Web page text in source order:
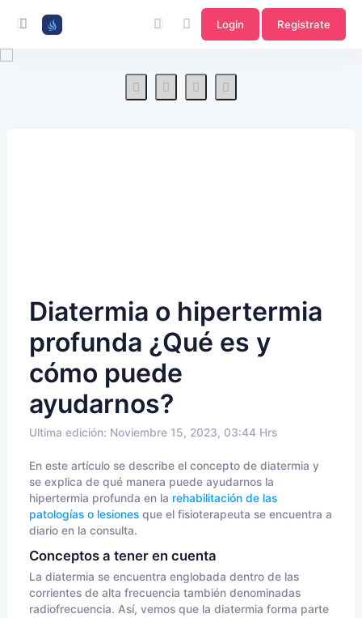
Login Registrate
Diatermia o hipertermia
profunda ¿Qué es y
cómo puede
ayudarnos?
Ultima edición: Noviembre 15, 2023, 03:44 Hrs
En este artículo se describe el concepto de diatermia y
se explica de qué manera puede ayudarnos la
hipertermia profunda en la rehabilitación de las
patologías o lesiones que el fisioterapeuta se encuentra a
diario en la consulta.
Conceptos a tener en cuenta
La diatermia se encuentra englobada dentro de las
corrientes de alta frecuencia también denominadas
radiofrecuencia. Así, vemos que la diatermia forma parte